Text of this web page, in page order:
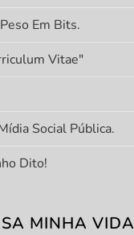
Em Bits.
Vitae"
Social Pública.
Dito!
MINHA VIDA